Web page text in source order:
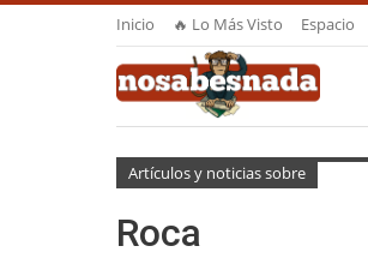
Inicio 🔥 Lo Más Visto Espacio
Artículos y noticias sobre
Roca